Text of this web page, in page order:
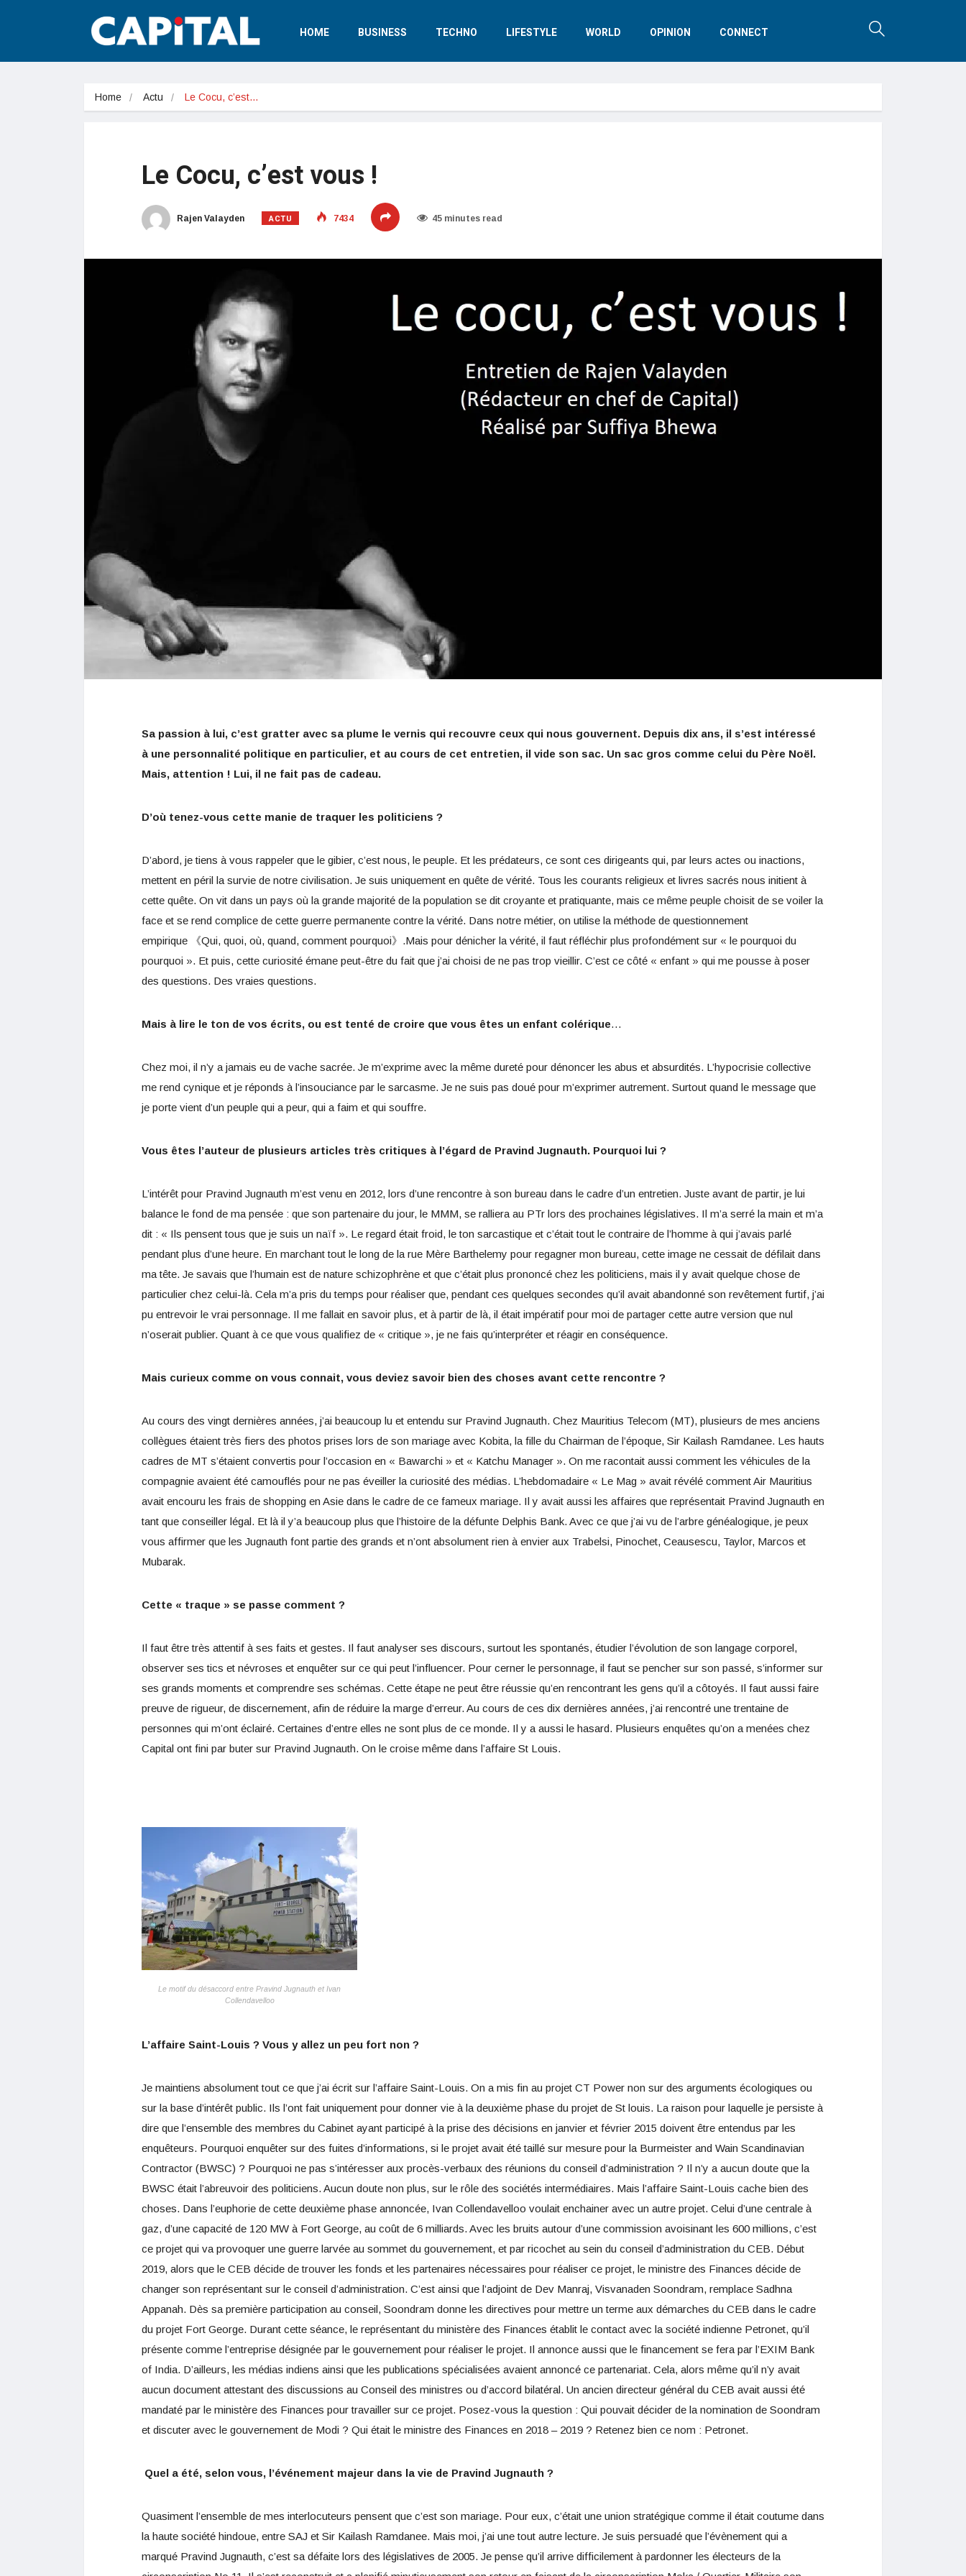
HOME BUSINESS TECHNO LIFESTYLE WORLD OPINION CONNECT
Home Actu Le Cocu, c’est…
Le Cocu, c’est vous !
Rajen Valayden ACTU 7434 45 minutes read
Sa passion à lui, c’est gratter avec sa plume le vernis qui recouvre ceux qui nous gouvernent. Depuis dix ans, il s’est intéressé
à une personnalité politique en particulier, et au cours de cet entretien, il vide son sac. Un sac gros comme celui du Père Noël.
Mais, attention ! Lui, il ne fait pas de cadeau.
D’où tenez-vous cette manie de traquer les politiciens ?
D’abord, je tiens à vous rappeler que le gibier, c’est nous, le peuple. Et les prédateurs, ce sont ces dirigeants qui, par leurs actes ou inactions,
mettent en péril la survie de notre civilisation. Je suis uniquement en quête de vérité. Tous les courants religieux et livres sacrés nous initient à
cette quête. On vit dans un pays où la grande majorité de la population se dit croyante et pratiquante, mais ce même peuple choisit de se voiler la
face et se rend complice de cette guerre permanente contre la vérité. Dans notre métier, on utilise la méthode de questionnement
empirique 《Qui, quoi, où, quand, comment pourquoi》.Mais pour dénicher la vérité, il faut réfléchir plus profondément sur « le pourquoi du
pourquoi ». Et puis, cette curiosité émane peut-être du fait que j’ai choisi de ne pas trop vieillir. C’est ce côté « enfant » qui me pousse à poser
des questions. Des vraies questions.
Mais à lire le ton de vos écrits, ou est tenté de croire que vous êtes un enfant colérique…
Chez moi, il n’y a jamais eu de vache sacrée. Je m’exprime avec la même dureté pour dénoncer les abus et absurdités. L’hypocrisie collective
me rend cynique et je réponds à l’insouciance par le sarcasme. Je ne suis pas doué pour m’exprimer autrement. Surtout quand le message que
je porte vient d’un peuple qui a peur, qui a faim et qui souffre.
Vous êtes l’auteur de plusieurs articles très critiques à l’égard de Pravind Jugnauth. Pourquoi lui ?
L’intérêt pour Pravind Jugnauth m’est venu en 2012, lors d’une rencontre à son bureau dans le cadre d’un entretien. Juste avant de partir, je lui
balance le fond de ma pensée : que son partenaire du jour, le MMM, se ralliera au PTr lors des prochaines législatives. Il m’a serré la main et m’a
dit : « Ils pensent tous que je suis un naïf ». Le regard était froid, le ton sarcastique et c’était tout le contraire de l’homme à qui j’avais parlé
pendant plus d’une heure. En marchant tout le long de la rue Mère Barthelemy pour regagner mon bureau, cette image ne cessait de défilait dans
ma tête. Je savais que l’humain est de nature schizophrène et que c’était plus prononcé chez les politiciens, mais il y avait quelque chose de
particulier chez celui-là. Cela m’a pris du temps pour réaliser que, pendant ces quelques secondes qu’il avait abandonné son revêtement furtif, j’ai
pu entrevoir le vrai personnage. Il me fallait en savoir plus, et à partir de là, il était impératif pour moi de partager cette autre version que nul
n’oserait publier. Quant à ce que vous qualifiez de « critique », je ne fais qu’interpréter et réagir en conséquence.
Mais curieux comme on vous connait, vous deviez savoir bien des choses avant cette rencontre ?
Au cours des vingt dernières années, j’ai beaucoup lu et entendu sur Pravind Jugnauth. Chez Mauritius Telecom (MT), plusieurs de mes anciens
collègues étaient très fiers des photos prises lors de son mariage avec Kobita, la fille du Chairman de l’époque, Sir Kailash Ramdanee. Les hauts
cadres de MT s’étaient convertis pour l’occasion en « Bawarchi » et « Katchu Manager ». On me racontait aussi comment les véhicules de la
compagnie avaient été camouflés pour ne pas éveiller la curiosité des médias. L’hebdomadaire « Le Mag » avait révélé comment Air Mauritius
avait encouru les frais de shopping en Asie dans le cadre de ce fameux mariage. Il y avait aussi les affaires que représentait Pravind Jugnauth en
tant que conseiller légal. Et là il y’a beaucoup plus que l’histoire de la défunte Delphis Bank. Avec ce que j’ai vu de l’arbre généalogique, je peux
vous affirmer que les Jugnauth font partie des grands et n’ont absolument rien à envier aux Trabelsi, Pinochet, Ceausescu, Taylor, Marcos et
Mubarak.
Cette « traque » se passe comment ?
Il faut être très attentif à ses faits et gestes. Il faut analyser ses discours, surtout les spontanés, étudier l’évolution de son langage corporel,
observer ses tics et névroses et enquêter sur ce qui peut l’influencer. Pour cerner le personnage, il faut se pencher sur son passé, s’informer sur
ses grands moments et comprendre ses schémas. Cette étape ne peut être réussie qu’en rencontrant les gens qu’il a côtoyés. Il faut aussi faire
preuve de rigueur, de discernement, afin de réduire la marge d’erreur. Au cours de ces dix dernières années, j’ai rencontré une trentaine de
personnes qui m’ont éclairé. Certaines d’entre elles ne sont plus de ce monde. Il y a aussi le hasard. Plusieurs enquêtes qu’on a menées chez
Capital ont fini par buter sur Pravind Jugnauth. On le croise même dans l’affaire St Louis.
Le motif du désaccord entre Pravind Jugnauth et Ivan
Collendavelloo
L’affaire Saint-Louis ? Vous y allez un peu fort non ?
Je maintiens absolument tout ce que j’ai écrit sur l’affaire Saint-Louis. On a mis fin au projet CT Power non sur des arguments écologiques ou
sur la base d’intérêt public. Ils l’ont fait uniquement pour donner vie à la deuxième phase du projet de St louis. La raison pour laquelle je persiste à
dire que l’ensemble des membres du Cabinet ayant participé à la prise des décisions en janvier et février 2015 doivent être entendus par les
enquêteurs. Pourquoi enquêter sur des fuites d’informations, si le projet avait été taillé sur mesure pour la Burmeister and Wain Scandinavian
Contractor (BWSC) ? Pourquoi ne pas s’intéresser aux procès-verbaux des réunions du conseil d’administration ? Il n’y a aucun doute que la
BWSC était l’abreuvoir des politiciens. Aucun doute non plus, sur le rôle des sociétés intermédiaires. Mais l’affaire Saint-Louis cache bien des
choses. Dans l’euphorie de cette deuxième phase annoncée, Ivan Collendavelloo voulait enchainer avec un autre projet. Celui d’une centrale à
gaz, d’une capacité de 120 MW à Fort George, au coût de 6 milliards. Avec les bruits autour d’une commission avoisinant les 600 millions, c’est
ce projet qui va provoquer une guerre larvée au sommet du gouvernement, et par ricochet au sein du conseil d’administration du CEB. Début
2019, alors que le CEB décide de trouver les fonds et les partenaires nécessaires pour réaliser ce projet, le ministre des Finances décide de
changer son représentant sur le conseil d’administration. C’est ainsi que l’adjoint de Dev Manraj, Visvanaden Soondram, remplace Sadhna
Appanah. Dès sa première participation au conseil, Soondram donne les directives pour mettre un terme aux démarches du CEB dans le cadre
du projet Fort George. Durant cette séance, le représentant du ministère des Finances établit le contact avec la société indienne Petronet, qu’il
présente comme l’entreprise désignée par le gouvernement pour réaliser le projet. Il annonce aussi que le financement se fera par l’EXIM Bank
of India. D’ailleurs, les médias indiens ainsi que les publications spécialisées avaient annoncé ce partenariat. Cela, alors même qu’il n’y avait
aucun document attestant des discussions au Conseil des ministres ou d’accord bilatéral. Un ancien directeur général du CEB avait aussi été
mandaté par le ministère des Finances pour travailler sur ce projet. Posez-vous la question : Qui pouvait décider de la nomination de Soondram
et discuter avec le gouvernement de Modi ? Qui était le ministre des Finances en 2018 – 2019 ? Retenez bien ce nom : Petronet.
Quel a été, selon vous, l’événement majeur dans la vie de Pravind Jugnauth ?
Quasiment l’ensemble de mes interlocuteurs pensent que c’est son mariage. Pour eux, c’était une union stratégique comme il était coutume dans
la haute société hindoue, entre SAJ et Sir Kailash Ramdanee. Mais moi, j’ai une tout autre lecture. Je suis persuadé que l’évènement qui a
marqué Pravind Jugnauth, c’est sa défaite lors des législatives de 2005. Je pense qu’il arrive difficilement à pardonner les électeurs de la